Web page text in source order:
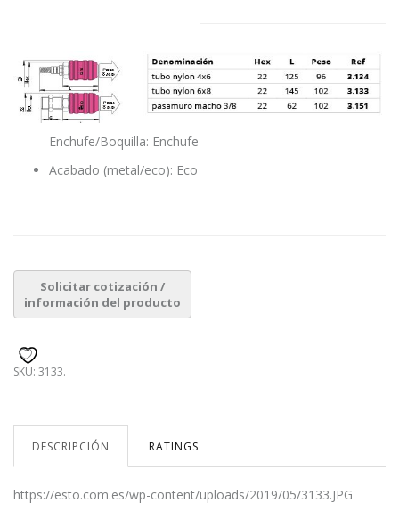
Enchufe/Boquilla: Enchufe
Acabado (metal/eco): Eco
SKU: 3133.
DESCRIPCIÓN RATINGS
https://esto.com.es/wp-content/uploads/2019/05/3133.JPG